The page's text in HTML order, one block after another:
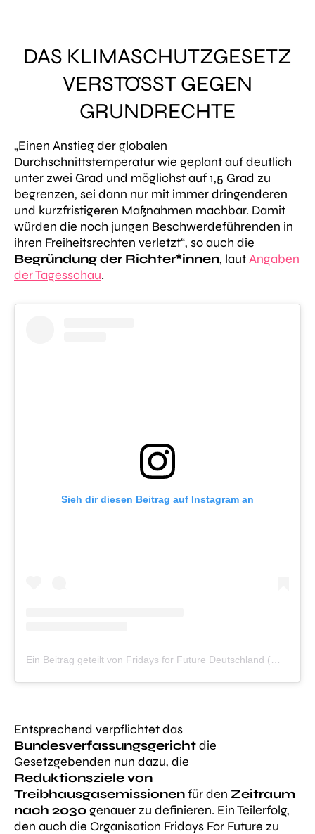
DAS KLIMASCHUTZGESETZ
VERSTÖSST GEGEN G
RUNDRECHTE
„Einen Anstieg der globalen
Durchschnittstemperatur wie geplant auf deutlich
unter zwei Grad und möglichst auf 1,5 Grad zu
begrenzen, sei dann nur mit immer dringenderen
und kurzfristigeren Maßnahmen machbar. Damit
würden die noch jungen Beschwerdeführenden in
ihren Freiheitsrechten verletzt“, so auch die
Begründung der Richter*innen, lautAngaben
der Tagesschau.
Sieh dir diesen Beitrag auf Instagram an
Entsprechend verpflichtet das
Bundesverfassungsgerichtdie
Gesetzgebenden nun dazu, die
Reduktionsziele von
Treibhausgasemissionenfür den Zeitraum
nach 2030genauer zu definieren. Ein Teilerfolg,
den auch die Organisation Fridays For Future zu